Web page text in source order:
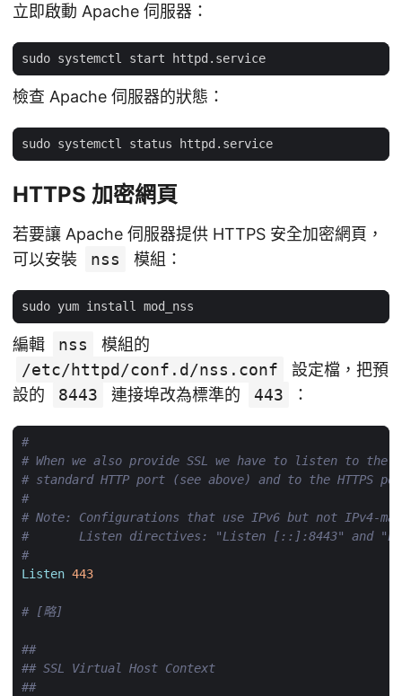
立即啟動 Apache 伺服器：
檢查 Apache 伺服器的狀態：
HTTPS 加密網頁
若要讓 Apache 伺服器提供 HTTPS 安全加密網頁，
可以安裝
nss 模組：
編輯 nss
模組的
/etc/httpd/conf.d/nss.conf
設定檔，把預
設的
8443 連接埠改為標準的 443 ：
#
# When we also provide SSL we have to listen to the
# standard HTTP port (see above) and to the HTTPS
#
# Note: Configurations that use IPv6 but not IPv4-
#       Listen directives: "Listen [::]:8443" and
#
Listen 443
# [略]
##
## SSL Virtual Host Context
##